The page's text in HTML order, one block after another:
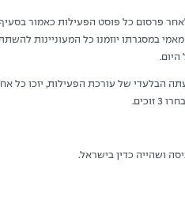
דעתה הבלעדי של עורכת הפעילות, יזכו
ושהייה כדין בישראל.